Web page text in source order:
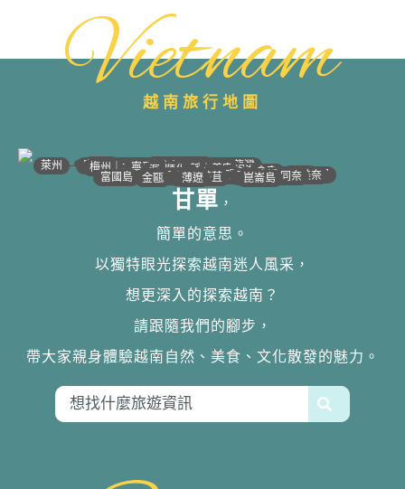
Vietnam
越南旅行地圖
• 河江｜高平
沙壩 •
萊州 • 宣光 •
安沛｜木江界 •
• 太原
梅州｜木州•• 北江｜北寧
• 下龍灣
• 河內
•海防｜海洋
• 南定｜清化
寧平 ••河靜｜義安
洞海 •
順化 •• 峴港
• 會安
• 歸仁
邦美蜀 •
大叻 ••芽莊｜潘郎
•潘切｜美奈
平陽 •
西寧 •
胡志明 •
美萩 •
富國島 •迪石 •
金甌 • • 同奈
• 頭頓
• 芹苴 •崑崙島
• 薄遼
甘單 ，
簡單的意思。
以獨特眼光探索越南迷人風采，
想更深入的探索越南？
請跟隨我們的腳步，
帶大家親身體驗越南自然、美食、文化散發的魅力。